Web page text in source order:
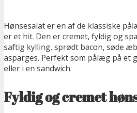
Hønsesalat er en af de klassiske
er et hit. Den er cremet, fyldig og
saftig kylling, sprødt bacon, søde
asparges. Perfekt som pålæg på et
eller i en sandwich.
Fyldig og cremet